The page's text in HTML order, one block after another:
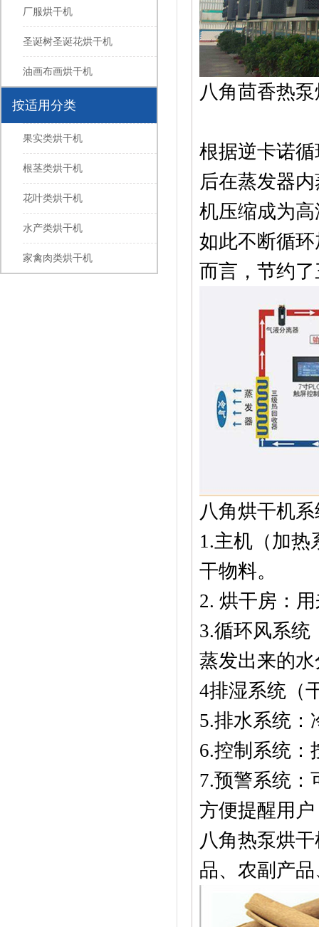
厂服烘干机
圣诞树圣诞花烘干机
油画布画烘干机
按适用分类
果实类烘干机
根茎类烘干机
花叶类烘干机
水产类烘干机
家禽肉类烘干机
八角茴香热
根据逆卡诺
后在蒸发器
机压缩成为
如此不断循
而言，节约
八角烘干机
1.主机（加热
干物料。
2. 烘干房：
3.循环风系统
蒸发出来的
4排湿系统（
5.排水系统：
6.控制系统：
7.预警系统：
方便提醒用
八角热泵烘
品、农副产